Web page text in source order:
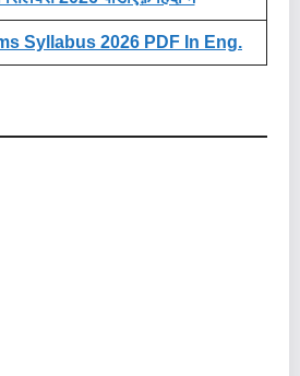
Syllabus 2026 PDF In Eng.